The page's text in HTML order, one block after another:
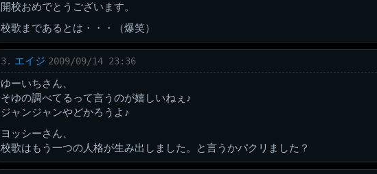
開校おめでとうございます。
校歌まであるとは・・・（爆笑）
3. エイジ 2009/09/14 23:36
ゆーいちさん、
そゆの調べてるって言うのが嬉しいねぇ♪
ジャンジャンやどかろうよ♪
ヨッシーさん、
校歌はもう一つの人格が生み出しました。と言うかパクリました？